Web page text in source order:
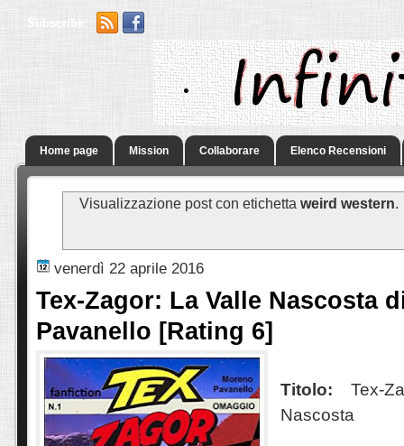
Subscribe:
.
Home page Mission Collaborare Elenco Recensioni
Visualizzazione post con etichetta weird western.
venerdì 22 aprile 2016
Tex-Zagor: La Valle Nascosta
Pavanello [Rating 6]
Titolo:
Tex-
Nascosta